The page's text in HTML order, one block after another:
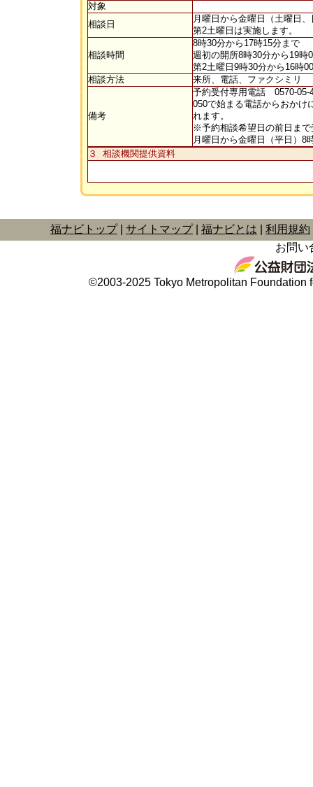
対象
相談日
月曜日から金曜日（土曜日
第2土曜日は実施します。
相談時間
8時30分から17時15分まで
週初の開所8時30分から19
第2土曜日9時30分から16時
相談方法
来所、電話、ファクシミリ
備考
予約受付専用電話 0570-05-
050で始まる電話からおか
れます。
※予約相談希望日の前日ま
月曜日から金曜日（平日）8
３ 相談機関提供資料
福ナビトップ サイトマップ 福ナビとは
利用規約
お問い
©2003-2025 Tokyo Metropolitan